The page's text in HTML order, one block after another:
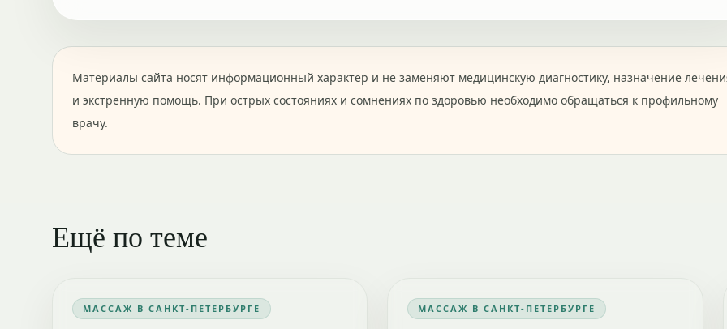
Материалы сайта носят информационный характер и не заменяют медицинскую диагностику, назначение
и экстренную помощь. При острых состояниях и сомнениях по здоровью необходимо обращаться к профильному
врачу.
Ещё по теме
МАССАЖ В САНКТ-ПЕТЕРБУРГЕ МАССАЖ В САНКТ-ПЕТЕРБУРГЕ